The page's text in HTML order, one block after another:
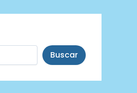
Buscar